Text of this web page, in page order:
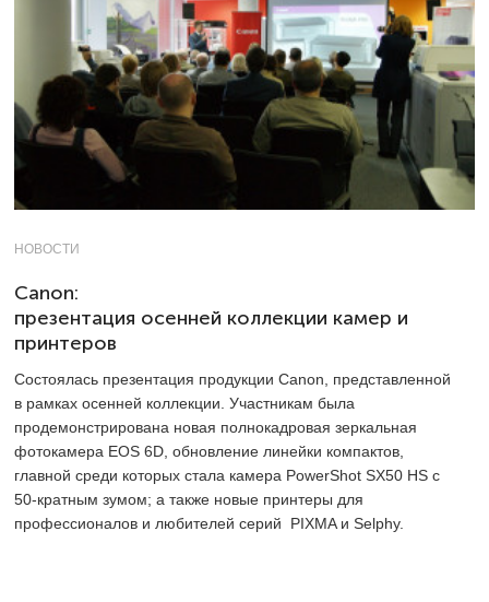
НОВОСТИ
Canon:
презентация осенней коллекции камер и
принтеров
Состоялась презентация продукции Canon, представленной
в рамках осенней коллекции. Участникам была
продемонстрирована новая полнокадровая зеркальная
фотокамера EOS 6D, обновление линейки компактов,
главной среди которых стала камера PowerShot SX50 HS с
50-кратным зумом; а также новые принтеры для
профессионалов и любителей серий PIXMA и Selphy.